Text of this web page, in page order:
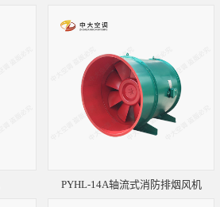
PYHL-14A轴流式消防排烟风机